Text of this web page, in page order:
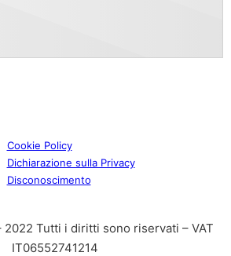
Cookie Policy
Dichiarazione sulla Privacy
Disconoscimento
2022 Tutti i diritti sono riservati – VAT
IT06552741214